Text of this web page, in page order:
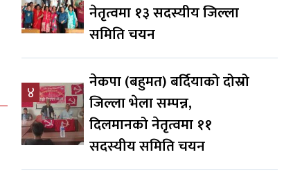
नेतृत्वमा १३ सदस्यीय जिल्ला
समिति चयन
४
नेकपा (बहुमत) बर्दियाको दोस्रो
जिल्ला भेला सम्पन्न,
दिलमानको नेतृत्वमा ११
सदस्यीय समिति चयन